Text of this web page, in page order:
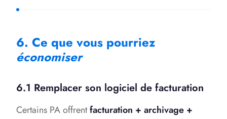
6. Ce que vous pourriez
économiser
6.1 Remplacer son logiciel de facturation
Certains PA offrentfacturation + archivage +